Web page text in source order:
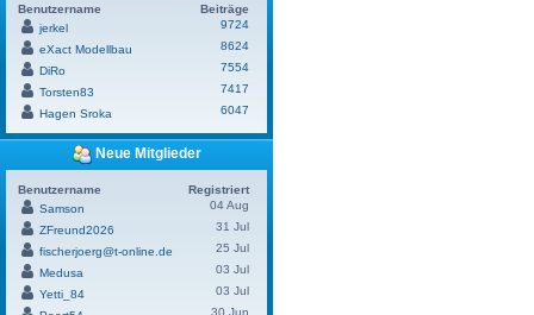
Benutzername
Beiträge
jerkel
9724
eXact Modellbau
8624
DiRo
7554
Torsten83
7417
Hagen Sroka
6047
Neue Mitglieder
Benutzername
Registriert
Samson
04 Aug
ZFreund2026
31 Jul
fischerjoerg@t-online.de
25 Jul
Medusa
03 Jul
Yetti_84
03 Jul
30 Jun